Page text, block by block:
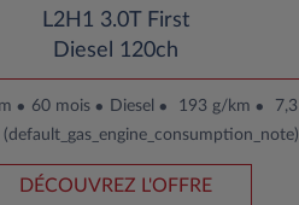
L2H1 3.0T First
Diesel 120ch
60 mois Diesel 193 g/km
7,3
DÉCOUVREZ L'OFFRE